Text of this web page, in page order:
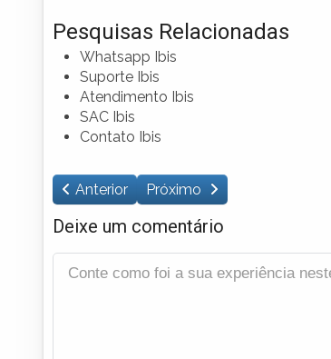
Pesquisas Relacionadas
Whatsapp Ibis
Suporte Ibis
Atendimento Ibis
SAC Ibis
Contato Ibis
Anterior Próximo
Deixe um comentário